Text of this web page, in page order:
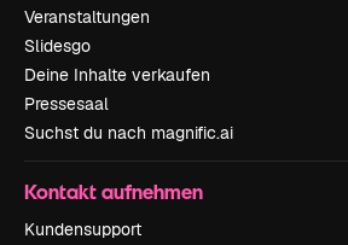
Veranstaltungen
Slidesgo
Deine Inhalte verkaufen
Pressesaal
Suchst du nach magnific.ai
Kontakt aufnehmen
Kundensupport